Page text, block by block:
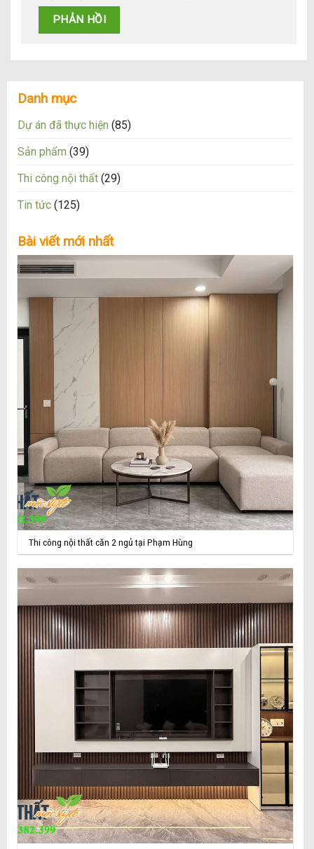
Danh mục
Dự án đã thực hiện (85)
Sản phẩm (39)
Thi công nội thất (29)
Tin tức (125)
Bài viết mới nhất
Thi công nội thất căn 2 ngủ tại Phạm Hùng